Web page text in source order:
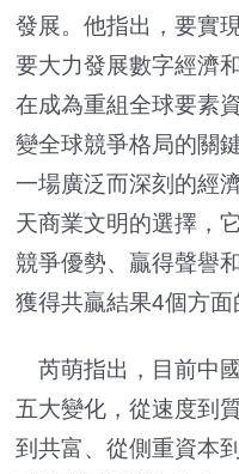
發展。他指出，要實
要大力發展數字經濟
在成為重組全球要素
變全球競爭格局的關
一場廣泛而深刻的經
天商業文明的選擇，
競爭優勢、贏得聲譽
獲得共贏結果4個方面
芮萌指出，目前中
五大變化，從速度到
到共富、從側重資本